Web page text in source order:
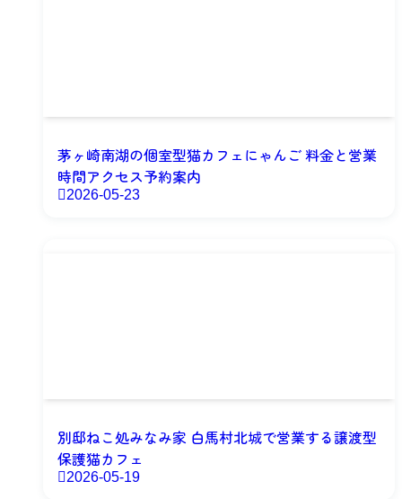
茅ヶ崎南湖の個室型猫カフェにゃんご 料金と営業
時間アクセス予約案内
2026-05-23
別邸ねこ処みなみ家 白馬村北城で営業する譲渡型
保護猫カフェ
2026-05-19